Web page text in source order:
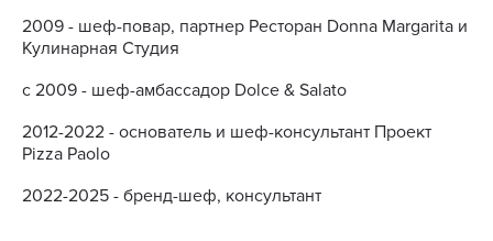
2009 - шеф-повар, партнер Ресторан Donna Margarita и
Кулинарная Студия
с 2009 - шеф-амбассадор Dolce & Salato
2012-2022 - основатель и шеф-консультант Проект
Pizza Paolo
2022-2025 - бренд-шеф, консультант